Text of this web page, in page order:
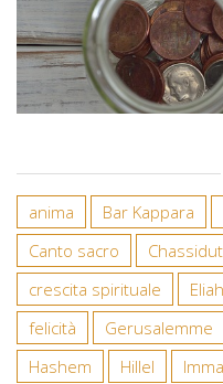
anima Bar Kappara
Canto sacro
Chassidut
crescita spirituale
felicità
Gerusalemme
Hashem
Hillel